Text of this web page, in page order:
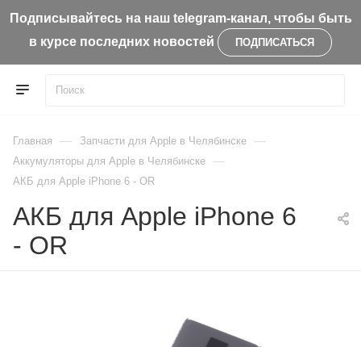
Подписывайтесь на наш telegram-канал, чтобы быть
в курсе последних новостей
ПОДПИСАТЬСЯ
Главная — Запчасти для Apple в Челябинске —
Aккумуляторы для Apple в Челябинске —
АКБ для Apple iPhone 6 - OR
АКБ для Apple iPhone 6
- OR